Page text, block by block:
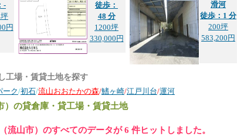
-
円
徒歩：
48 分
1200坪
330,000円
滑河
徒歩：1 分
200坪
583,200円
工場・賃貸土地を探す
ーク/初石/流山おおたかの森/鰭ヶ崎/江戸川台/運河
の貸倉庫・貸工場・賃貸土地
流山市）のすべてのデータが 6 件ヒットしました。